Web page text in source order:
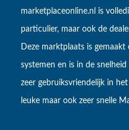
marketplaceonline.nl is
particulier, maar ook de
Deze marktplaats is
systemen en is in de
zeer gebruiksvriendelijk in
leuke maar ook zeer snelle